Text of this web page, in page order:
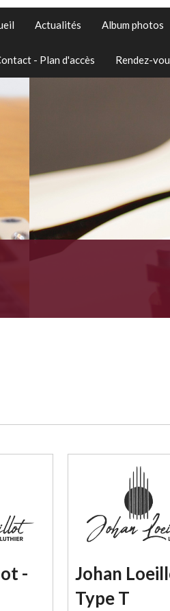
Actualités Album photos
- Plan d'accès Rendez-
?
-
Johan
Type T